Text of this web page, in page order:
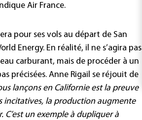
Air France.
pour ses vols au départ de San
Energy. En réalité, il ne s’agira pas
carburant, mais de procéder à un
précisées. Anne Rigail se réjouit de
lançons en Californie est la preuve
incitatives, la production augmente
C’est un exemple à dupliquer à